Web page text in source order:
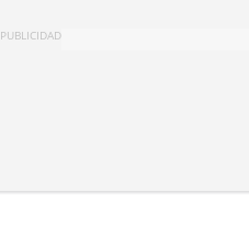
PUBLICIDAD